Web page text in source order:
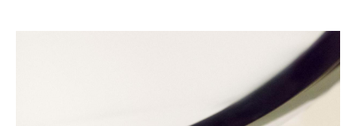
Caissons roulants et Meubles d’appoint